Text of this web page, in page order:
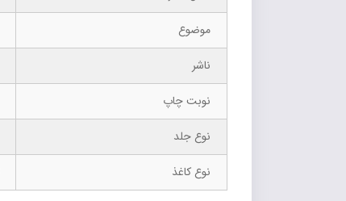
موضوع
ناشر
نوبت چاپ
نوع جلد
نوع کاغذ